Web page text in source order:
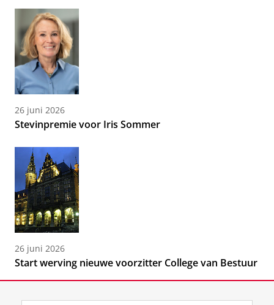
26 juni 2026
Stevinpremie voor Iris Sommer
26 juni 2026
Start werving nieuwe voorzitter College van Bestuur